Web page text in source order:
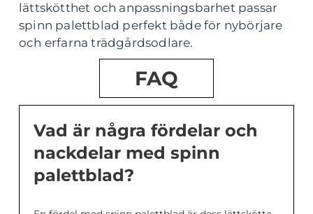
lättskötthet och anpassningsbarhet passar
spinn palettblad perfekt både för nybörjare
och erfarna trädgårdsodlare.
FAQ
Vad är några fördelar och
nackdelar med spinn
palettblad?